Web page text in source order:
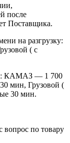
после
Поставщика.
на разгрузку:
( с
КАМАЗ — 1 700
мин, Грузовой (
30 мин.
по товару